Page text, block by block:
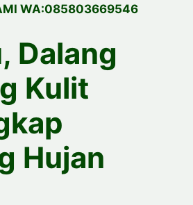
WA:085803669546
Dalang
Kulit
Hujan